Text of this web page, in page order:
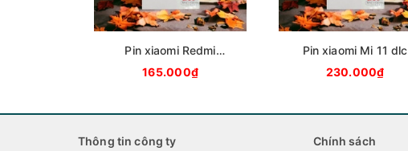
Pin xiaomi Redmi
7/Redmi note 8 dlc BN46
165.000₫
Pin xiaomi Mi 11 dlc
BM4X
230.000₫
Thông tin công ty
Chính sách